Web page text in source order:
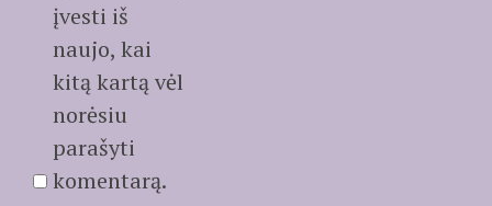
įvesti iš
naujo, kai
kitą kartą vėl
norėsiu
parašyti
komentarą.